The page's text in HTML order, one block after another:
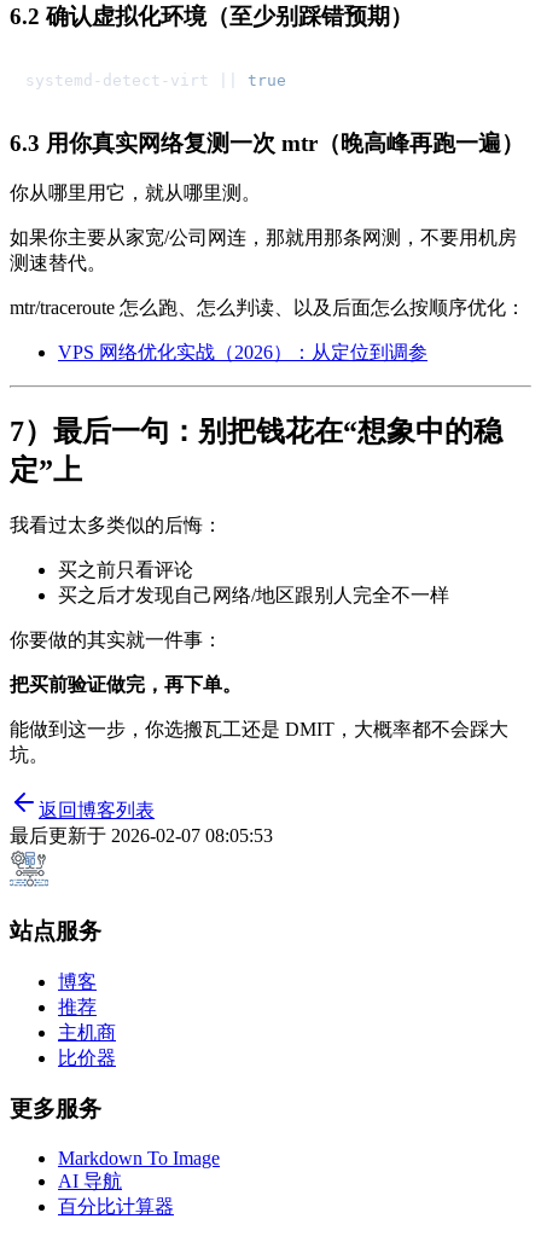
6.2 确认虚拟化环境（至少别踩错预期）
systemd-detect-virt || true
6.3 用你真实网络复测一次 mtr（晚高峰再跑一遍）
你从哪里用它，就从哪里测。
如果你主要从家宽/公司网连，那就用那条网测，不要用机房
测速替代。
mtr/traceroute 怎么跑、怎么判读、以及后面怎么按顺序优化：
VPS 网络优化实战（2026）：从定位到调参
7）最后一句：别把钱花在“想象中的稳
定”上
我看过太多类似的后悔：
买之前只看评论
买之后才发现自己网络/地区跟别人完全不一样
你要做的其实就一件事：
把买前验证做完，再下单。
能做到这一步，你选搬瓦工还是 DMIT，大概率都不会踩大
坑。
返回博客列表
最后更新于 2026-02-07 08:05:53
站点服务
博客
推荐
主机商
比价器
更多服务
Markdown To Image
AI 导航
百分比计算器